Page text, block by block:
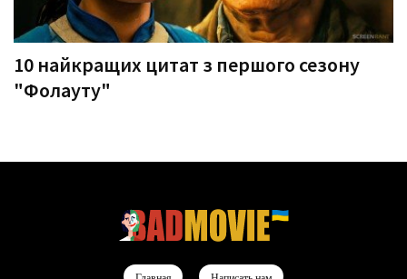
10 найкращих цитат з першого сезону
"Фолауту"